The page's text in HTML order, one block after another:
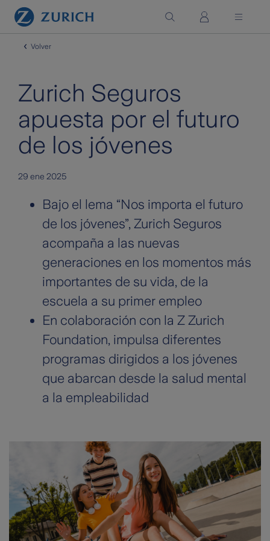
Saltar al contenido principal
Volver
Zurich Seguros
apuesta por el futuro
de los jóvenes
29 ene 2025
Bajo el lema “Nos importa el futuro
de los jóvenes”, Zurich Seguros
acompaña a las nuevas
generaciones en los momentos más
importantes de su vida, de la
escuela a su primer empleo
En colaboración con la Z Zurich
Foundation, impulsa diferentes
programas dirigidos a los jóvenes
que abarcan desde la salud mental
a la empleabilidad